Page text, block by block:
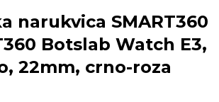
narukvica SMART360
Botslab Watch E3,
22mm, crno-roza